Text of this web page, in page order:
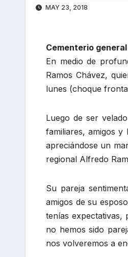
MAY 23, 2018
Cementerio
En medio de
Ramos Chávez,
lunes (choque
Luego de ser
familiares, amigos
apreciándose un
regional Alfredo
Su pareja
amigos de su
tenías
no hemos sido
nos volveremos a